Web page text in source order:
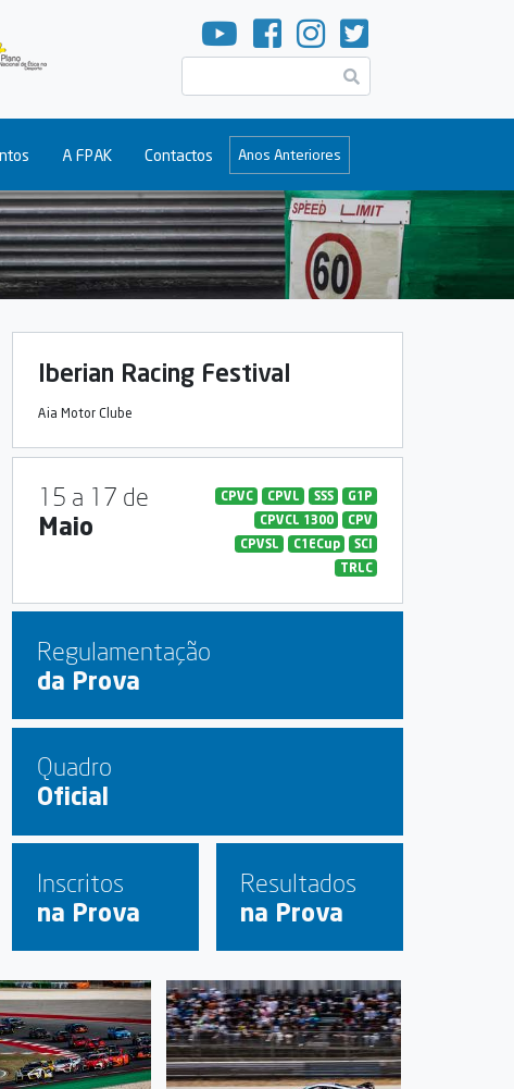
A FPAK Contactos Anos Anteriores
Iberian Racing Festival
Aia Motor Clube
15 a 17 de
Maio
CPVC CPVL SSS
G1P
CPVCL 1300
CPV
CPVSL
C1ECup
SCI
TRLC
Regulamentação
da Prova
Quadro
Oficial
Inscritos
na Prova
Resultados
na Prova